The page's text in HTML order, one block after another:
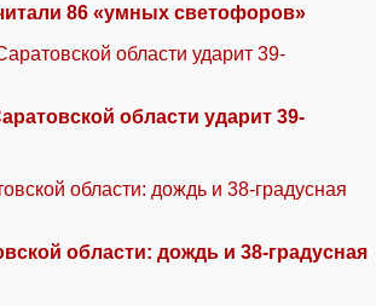
86 «умных светофоров»
области ударит 39-
области: дождь и 38-градусная